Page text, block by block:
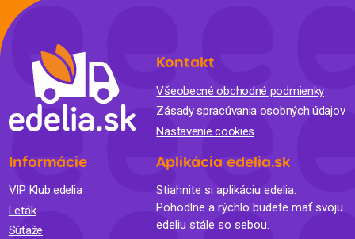
Kontakt
Všeobecné obchodné podmienky
Zásady spracúvania osobných údajov
Nastavenie cookies
Informácie
VIP Klub edelia
Leták
Súťaže
Aplikácia edelia.sk
Stiahnite si aplikáciu edelia.
Pohodlne a rýchlo budete mať svoju
edeliu stále so sebou.